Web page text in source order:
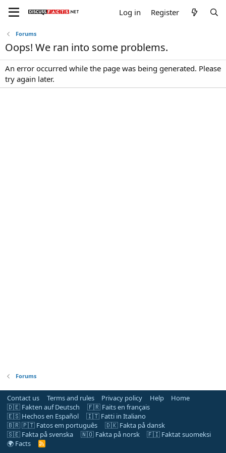
Log in Register
Forums
Oops! We ran into some problems.
An error occurred while the page was being generated. Please
try again later.
Forums
Contact us Terms and rules Privacy policy Help
Home
🇩🇪 Fakten auf Deutsch
🇫🇷 Faits en français
🇪🇸 Hechos en Español
🇮🇹 Fatti in Italiano
🇧🇷 🇵🇹 Fatos em português
🇩🇰 Fakta på dansk
🇸🇪 Fakta på svenska
🇳🇴 Fakta på norsk
🇫🇮 Faktat suomeksi
🌍 Facts
R